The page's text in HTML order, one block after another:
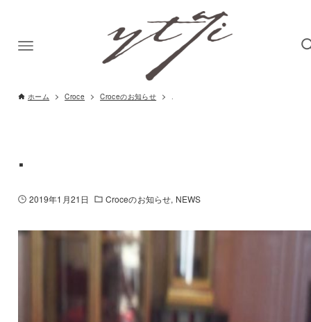
ホーム Croce Croceのお知らせ .
.
2019年1月21日 Croceのお知らせ NEWS